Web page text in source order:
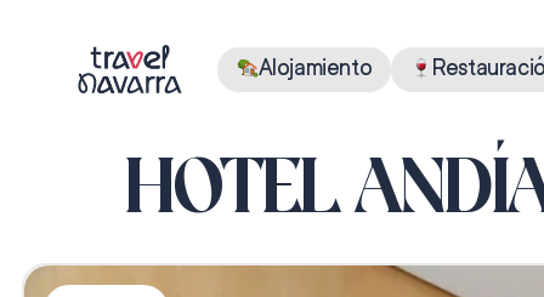
Alojamiento
HOTEL